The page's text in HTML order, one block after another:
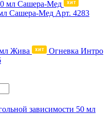
Сашера-Мед Арт. 4283
Огневка Интро